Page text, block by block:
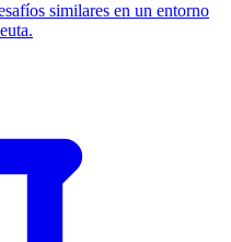
similares en un entorno